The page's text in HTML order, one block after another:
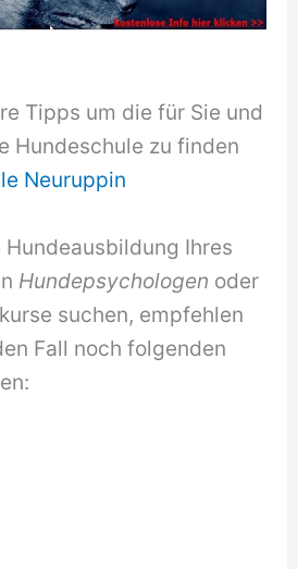
Tipps um die für Sie und
Hundeschule zu finden
Neuruppin
Hundeausbildung Ihres
Hundepsychologen oder
suchen, empfehlen
Fall noch folgenden